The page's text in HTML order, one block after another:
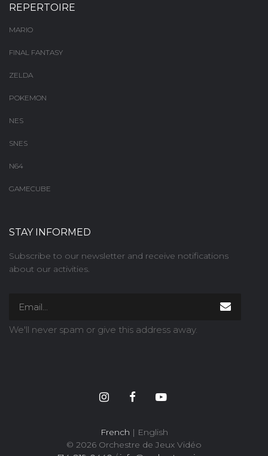
REPERTOIRE
MARIO
FINAL FANTASY
ZELDA
POKEMON
NES
SNES
N64
GAMECUBE
STAY INFORMED
Subscribe to our newsletter and receive notifications
about our activities.
We'll never spam or give this address away.
French | English
© 2026 Orchestre de Jeux Vidéo